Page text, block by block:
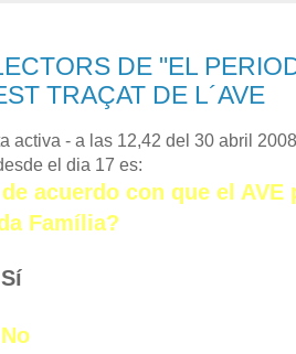
DE "EL
TRAÇAT DE L´AVE
activa - a las 12,42 del 30 abril
el dia 17 es:
acuerdo con que el AVE
Família?